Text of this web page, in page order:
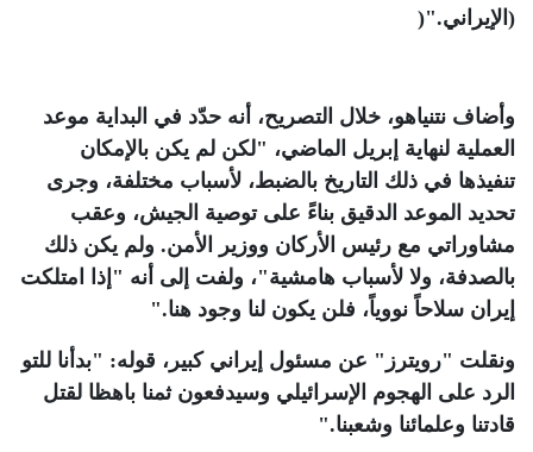
(الإيراني)".
وأضاف نتنياهو، خلال التصريح، أنه حدّد في البداية موعد
العملية لنهاية إبريل الماضي، "لكن لم يكن بالإمكان
تنفيذها في ذلك التاريخ بالضبط، لأسباب مختلفة، وجرى
تحديد الموعد الدقيق بناءً على توصية الجيش، وعقب
مشاوراتي مع رئيس الأركان ووزير الأمن. ولم يكن ذلك
بالصدفة، ولا لأسباب هامشية"، ولفت إلى أنه "إذا امتلكت
إيران سلاحاً نووياً، فلن يكون لنا وجود هنا".
ونقلت "رويترز" عن مسئول إيراني كبير، قوله: "بدأنا للتو
الرد على الهجوم الإسرائيلي وسيدفعون ثمنا باهظا لقتل
قادتنا وعلمائنا وشعبنا".